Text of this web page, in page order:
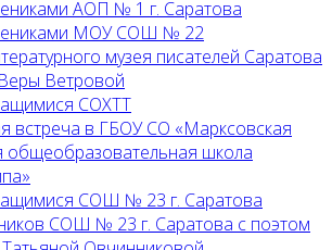
АОП № 1 г. Саратова
МОУ СОШ № 22
музея писателей Саратова
Ветровой
СОХТТ
встреча в ГБОУ СО «Марксовская
общеобразовательная школа
СОШ № 23 г. Саратова
СОШ № 23 г. Саратова с поэтом